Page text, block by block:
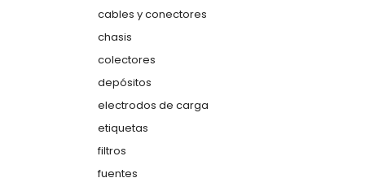
cables y conectores
chasis
colectores
depósitos
electrodos de carga
etiquetas
filtros
fuentes